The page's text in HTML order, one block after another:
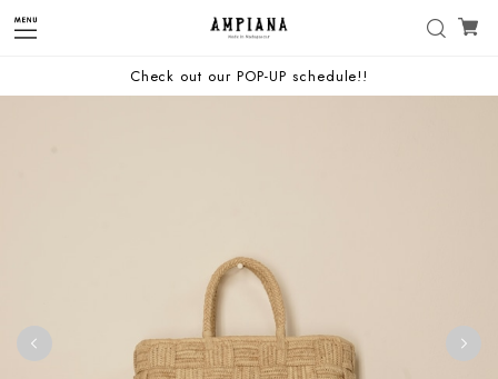
Check out our POP-UP schedule!!